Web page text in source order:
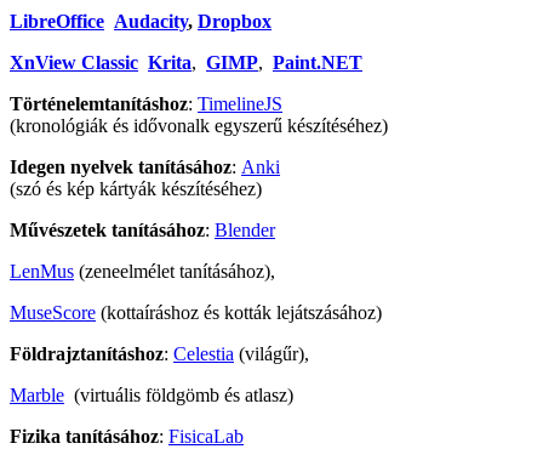
LibreOffice Audacity, Dropbox
XnView Classic Krita, GIMP, Paint.NET
Történelemtanításhoz: TimelineJS
(kronológiák és idővonalk egyszerű készítéséhez)
Idegen nyelvek tanításához: Anki
(szó és kép kártyák készítéséhez)
Művészetek tanításához: Blender
LenMus (zeneelmélet tanításához),
MuseScore (kottaíráshoz és kották lejátszásához)
Földrajztanításhoz: Celestia (világűr),
Marble (virtuális földgömb és atlasz)
Fizika tanításához: FisicaLab